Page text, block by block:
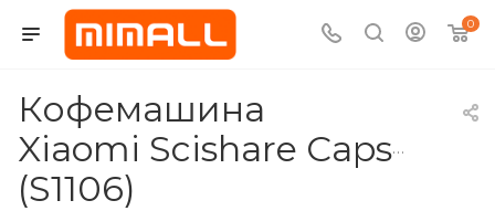
0
Кофемашина
Xiaomi Scishare Capsule
(S1106)